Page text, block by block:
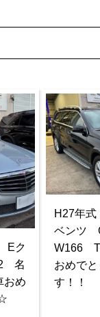
Eク
名
め
H27年
ベンツ
W166 T
おめでと
す！！